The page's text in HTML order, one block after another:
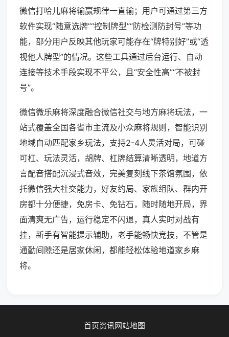
微信打哈儿麻将输赢规律一直输；用户可通过第三方
软件实现“随意选牌”“控制牌型”“防检测防封号”等功
能，部分用户反映其他玩家可能存在“牌特别好”或“透
视他人牌型”的情况。这些工具通过后台运行、自动
连接等技术手段实现不平公，且“安全性高”“不被封
号”。
微信微乐麻将深度融合微信社交与地方麻将玩法，一
站式覆盖全国各省市主流及小众麻将规则，智能识别
地域自动匹配家乡玩法，支持2-4人灵活对局，可碰
可杠、玩法灵活，胡牌、杠牌结算清晰透明，地道方
言配音搭配沉浸式音效，完美复刻线下茶馆氛围，依
托微信强大社交能力，好友约局、家族组队、群内开
房都十分便捷，免房卡、免钻石，随时随地开局，界
面清爽无广告，运行稳定不闪退，真人实时对战有
挂，新手有智能提示辅助，老手能畅快竞技，不管是
通勤间隙还是居家休闲，都能轻松体验地道家乡麻
将。
首页资讯网站地图